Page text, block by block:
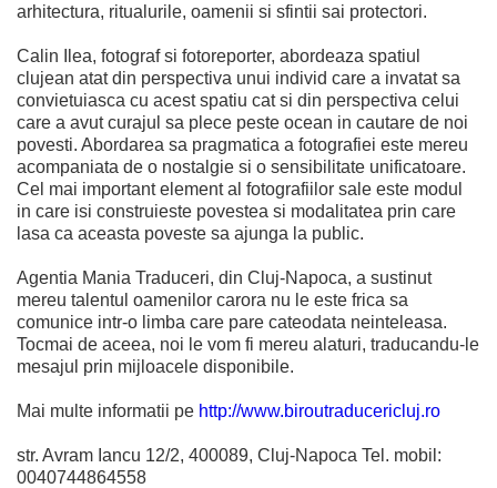
arhitectura, ritualurile, oamenii si sfintii sai protectori.
Calin Ilea, fotograf si fotoreporter, abordeaza spatiul
clujean atat din perspectiva unui individ care a invatat sa
convietuiasca cu acest spatiu cat si din perspectiva celui
care a avut curajul sa plece peste ocean in cautare de noi
povesti. Abordarea sa pragmatica a fotografiei este mereu
acompaniata de o nostalgie si o sensibilitate unificatoare.
Cel mai important element al fotografiilor sale este modul
in care isi construieste povestea si modalitatea prin care
lasa ca aceasta poveste sa ajunga la public.
Agentia Mania Traduceri, din Cluj-Napoca, a sustinut
mereu talentul oamenilor carora nu le este frica sa
comunice intr-o limba care pare cateodata neinteleasa.
Tocmai de aceea, noi le vom fi mereu alaturi, traducandu-le
mesajul prin mijloacele disponibile.
Mai multe informatii pe http://www.biroutraducericluj.ro
str. Avram Iancu 12/2, 400089, Cluj-Napoca Tel. mobil:
0040744864558